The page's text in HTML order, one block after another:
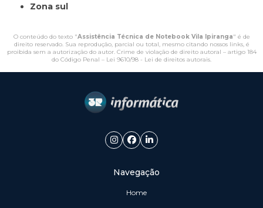
Zona sul
O conteúdo do texto "Assistência Técnica de Notebook Vila Ipiranga" é de
direito reservado. Sua reprodução, parcial ou total, mesmo citando nossos links, é
proibida sem a autorização do autor. Crime de violação de direito autoral – artigo 184
do Código Penal – Lei 9610/98 - Lei de direitos autorais
Navegação
Home